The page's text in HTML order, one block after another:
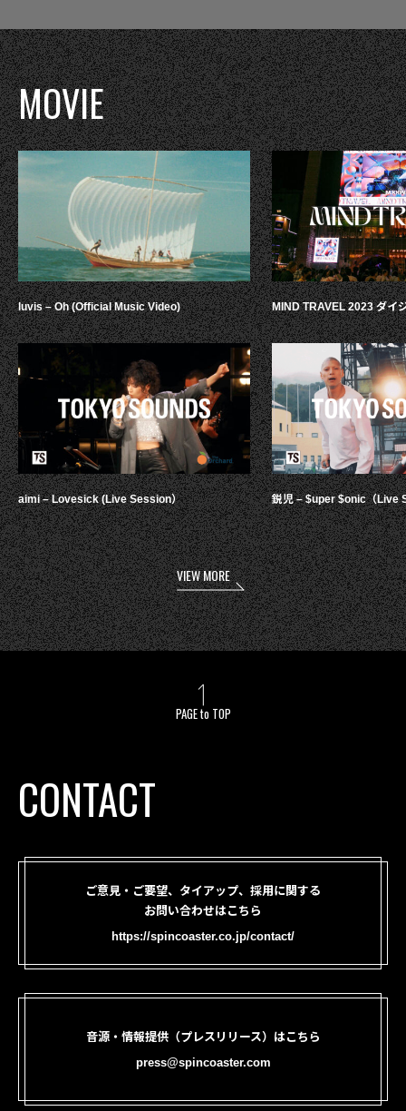
MOVIE
luvis – Oh (Official Music Video)
aimi – Lovesick (Live Session）
MIND TRAVEL 2023 ダイ
鋭児 – $uper $onic（Live
VIEW MORE
PAGE to TOP
CONTACT
ご意見・ご要望、タイアップ、採用に関する
お問い合わせはこちら
https://spincoaster.co.jp/contact/
音源・情報提供（プレスリリース）はこちら
press@spincoaster.com